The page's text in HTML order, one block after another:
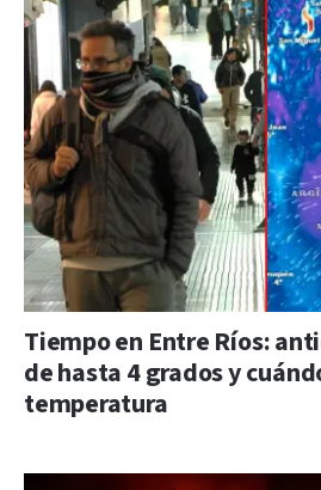
Tiempo en Entre Ríos:
de hasta 4 grados y
temperatura